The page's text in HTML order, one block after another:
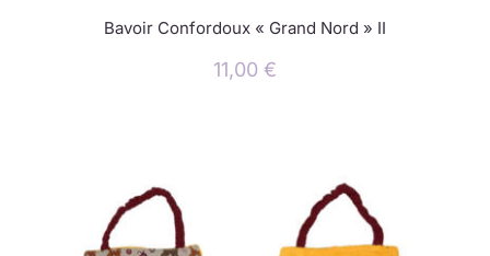
Bavoir Confordoux « Grand Nord » II
11,00 €